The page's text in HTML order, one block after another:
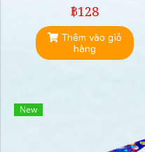
฿128
hàng
New